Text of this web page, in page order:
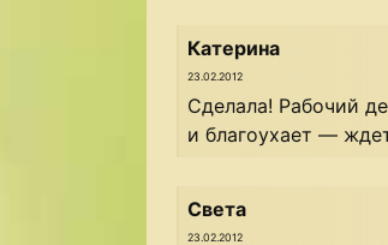
Катерина
23.02.2012
Сделала! Рабочий
и благоухает —
Света
23.02.2012